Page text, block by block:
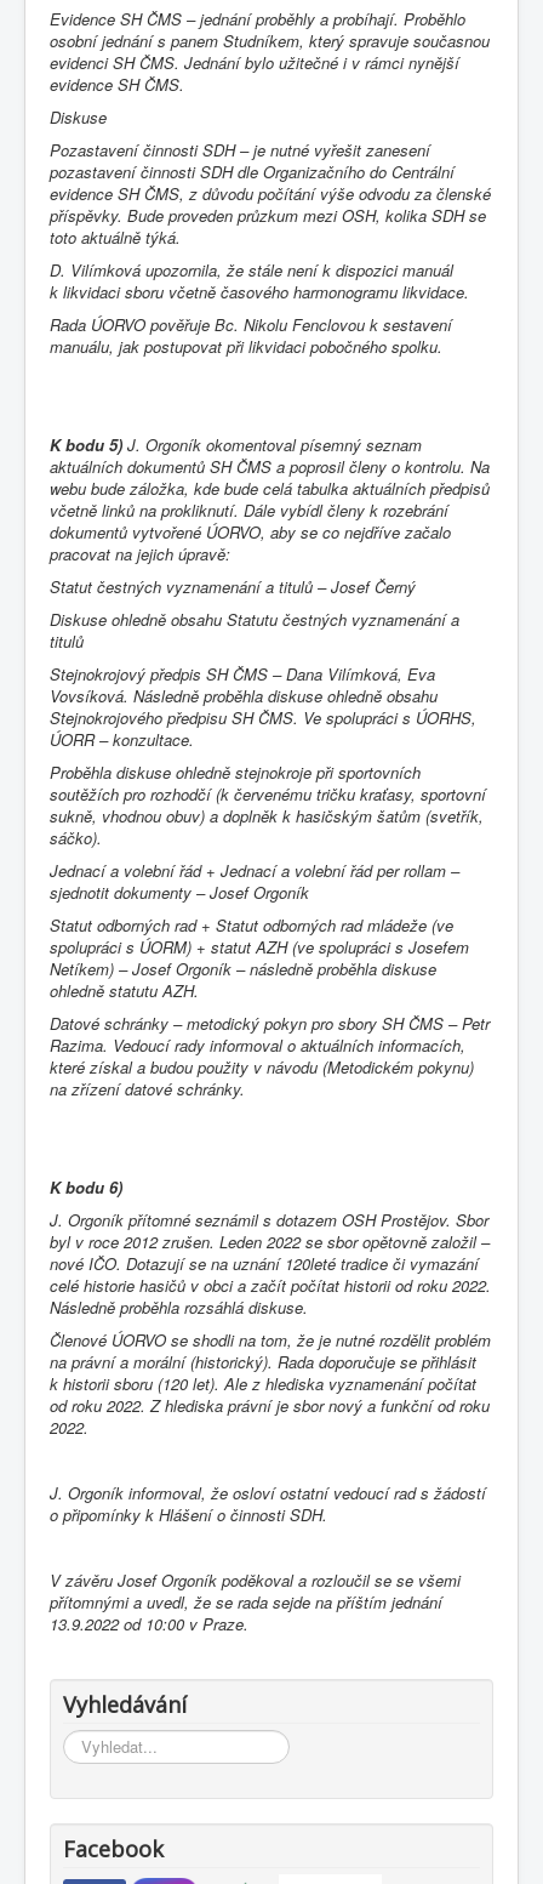
Evidence SH ČMS – jednání proběhly a probíhají. Proběhlo
osobní jednání s panem Studníkem, který spravuje současnou
evidenci SH ČMS. Jednání bylo užitečné i v rámci nynější
evidence SH ČMS.
Diskuse
Pozastavení činnosti SDH – je nutné vyřešit zanesení
pozastavení činnosti SDH dle Organizačního do Centrální
evidence SH ČMS, z důvodu počítání výše odvodu za členské
příspěvky. Bude proveden průzkum mezi OSH, kolika SDH se
toto aktuálně týká.
D. Vilímková upozornila, že stále není k dispozici manuál
k likvidaci sboru včetně časového harmonogramu likvidace.
Rada ÚORVO pověřuje Bc. Nikolu Fenclovou k sestavení
manuálu, jak postupovat při likvidaci pobočného spolku.
K bodu 5) J. Orgoník okomentoval písemný seznam
aktuálních dokumentů SH ČMS a poprosil členy o kontrolu. Na
webu bude záložka, kde bude celá tabulka aktuálních předpisů
včetně linků na prokliknutí. Dále vybídl členy k rozebrání
dokumentů vytvořené ÚORVO, aby se co nejdříve začalo
pracovat na jejich úpravě:
Statut čestných vyznamenání a titulů – Josef Černý
Diskuse ohledně obsahu Statutu čestných vyznamenání a
titulů
Stejnokrojový předpis SH ČMS – Dana Vilímková, Eva
Vovsíková. Následně proběhla diskuse ohledně obsahu
Stejnokrojového předpisu SH ČMS. Ve spolupráci s ÚORHS,
ÚORR – konzultace.
Proběhla diskuse ohledně stejnokroje při sportovních
soutěžích pro rozhodčí (k červenému tričku kraťasy, sportovní
sukně, vhodnou obuv) a doplněk k hasičským šatům (svetřík,
sáčko).
Jednací a volební řád + Jednací a volební řád per rollam –
sjednotit dokumenty – Josef Orgoník
Statut odborných rad + Statut odborných rad mládeže (ve
spolupráci s ÚORM) + statut AZH (ve spolupráci s Josefem
Netíkem) – Josef Orgoník – následně proběhla diskuse
ohledně statutu AZH.
Datové schránky – metodický pokyn pro sbory SH ČMS – Petr
Razima. Vedoucí rady informoval o aktuálních informacích,
které získal a budou použity v návodu (Metodickém pokynu)
na zřízení datové schránky.
K bodu 6)
J. Orgoník přítomné seznámil s dotazem OSH Prostějov. Sbor
byl v roce 2012 zrušen. Leden 2022 se sbor opětovně založil –
nové IČO. Dotazují se na uznání 120leté tradice či vymazání
celé historie hasičů v obci a začít počítat historii od roku 2022.
Následně proběhla rozsáhlá diskuse.
Členové ÚORVO se shodli na tom, že je nutné rozdělit problém
na právní a morální (historický). Rada doporučuje se přihlásit
k historii sboru (120 let). Ale z hlediska vyznamenání počítat
od roku 2022. Z hlediska právní je sbor nový a funkční od roku
2022.
J. Orgoník informoval, že osloví ostatní vedoucí rad s žádostí
o připomínky k Hlášení o činnosti SDH.
V závěru Josef Orgoník poděkoval a rozloučil se se všemi
přítomnými a uvedl, že se rada sejde na příštím jednání
13.9.2022 od 10:00 v Praze.
Vyhledávání
Vyhledávání...
Facebook